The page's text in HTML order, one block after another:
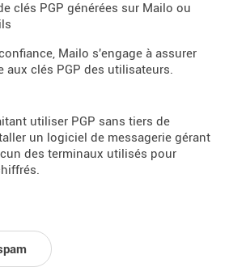
clés PGP générées sur Mailo ou
Mailo s'engage à assurer
aux clés PGP des utilisateurs.
utiliser PGP sans tiers de
un logiciel de messagerie gérant
des terminaux utilisés pour